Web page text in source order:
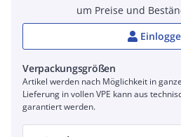
um Preise und
Verpackungsgrößen
Artikel werden nach Möglichkeit in
Lieferung in vollen VPE kann aus
garantiert werden.